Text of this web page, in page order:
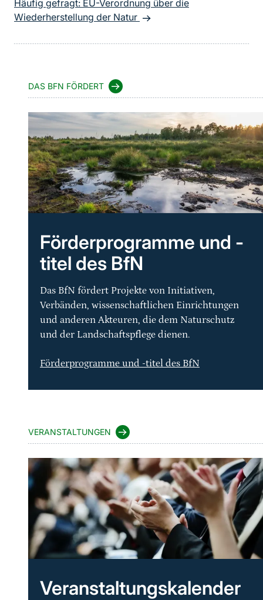
Häufig gefragt: EU-Verordnung über die
Wiederherstellung der Natur
DAS BFN FÖRDERT
Förderprogramme und -
titel des BfN
Das BfN fördert Projekte von Initiativen,
Verbänden, wissenschaftlichen Einrichtungen
und anderen Akteuren, die dem Naturschutz
und der Landschaftspflege dienen.
Förderprogramme und -titel des BfN
VERANSTALTUNGEN
Veranstaltungskalender